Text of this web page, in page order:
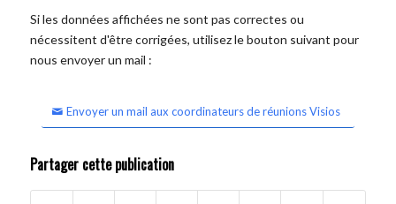
Si les données affichées ne sont pas correctes ou
nécessitent d'être corrigées, utilisez le bouton suivant pour
nous envoyer un mail :
Envoyer un mail aux coordinateurs de réunions Visios
Partager cette publication